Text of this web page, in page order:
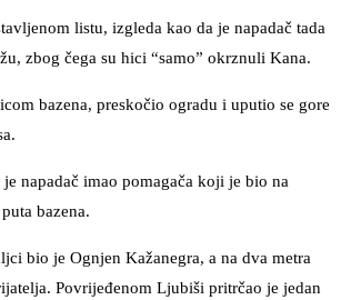
listu, izgleda kao da je napadač tada
zbog čega su hici “samo” okrznuli Kana.
bazena, preskočio ogradu i uputio se gore
napadač imao pomagača koji je bio na
bazena.
bio je Ognjen Kažanegra, a na dva metra
Povrijeđenom Ljubiši pritrčao je jedan